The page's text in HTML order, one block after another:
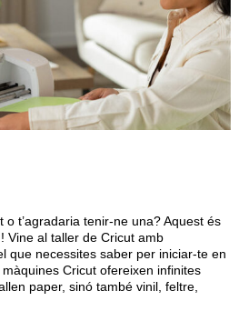
o t’agradaria tenir-ne una? Aquest és
Vine al taller de Cricut amb
que necessites saber per iniciar-te en
Cricut ofereixen infinites
paper, sinó també vinil, feltre,